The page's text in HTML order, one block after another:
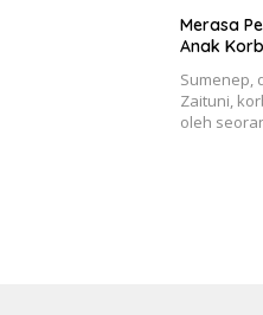
Merasa
Anak
Sumenep,
Zaituni,
oleh